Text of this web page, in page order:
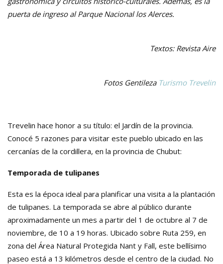
puerta de ingreso al Parque Nacional los Alerces.
Textos: Revista Aire
Fotos Gentileza Turismo Trevelin
Trevelin hace honor a su título: el Jardín de la provincia.
Conocé 5 razones para visitar este pueblo ubicado en las
cercanías de la cordillera, en la provincia de Chubut:
Temporada de tulipanes
Esta es la época ideal para planificar una visita a la plantación
de tulipanes. La temporada se abre al público durante
aproximadamente un mes a partir del 1 de octubre al 7 de
noviembre, de 10 a 19 horas. Ubicado sobre Ruta 259, en
zona del Área Natural Protegida Nant y Fall, este bellísimo
paseo está a 13 kilómetros desde el centro de la ciudad. No